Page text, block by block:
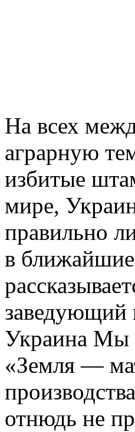
На всех
аграрную
избитые
мире,
правильно
в ближайшие
заведующий
Украина Мы
«Земля —
отнюдь не